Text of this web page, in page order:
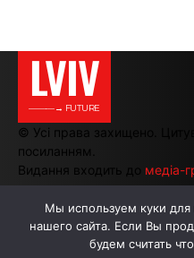
LVIV
———→ FUTURE
© Усі права захищено.
посиланням.
Видання входить до медіа-
Мы используем куки
нашего сайта. Если Вы
будем считать